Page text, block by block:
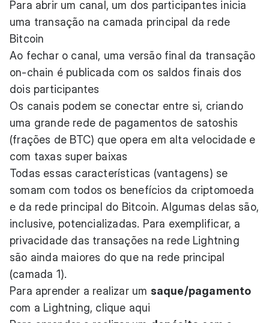
Para abrir um canal, um dos participantes inicia
uma transação na camada principal da rede
Bitcoin
Ao fechar o canal, uma versão final da transação
on-chain é publicada com os saldos finais dos
dois participantes
Os canais podem se conectar entre si, criando
uma grande rede de pagamentos de satoshis
(frações de BTC) que opera em alta velocidade e
com taxas super baixas
Todas essas características (vantagens) se
somam com todos os benefícios da criptomoeda
e da rede principal do Bitcoin. Algumas delas são,
inclusive, potencializadas. Para exemplificar, a
privacidade das transações na rede Lightning
são ainda maiores do que na rede principal
(camada 1).
Para aprender a realizar um saque/pagamento
com a Lightning, clique aqui